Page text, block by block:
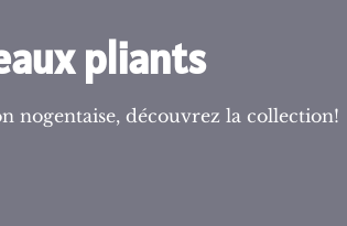
pliants
nogentaise, découvrez la collection!